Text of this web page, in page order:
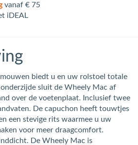
vanaf € 75
iDEAL
biedt u en uw rolstoel totale
sluit de Wheely Mac af
over de voetenplaat. Inclusief twee
De capuchon heeft touwtjes
een stevige rits waarmee u uw
voor meer draagcomfort.
De Wheely Mac is